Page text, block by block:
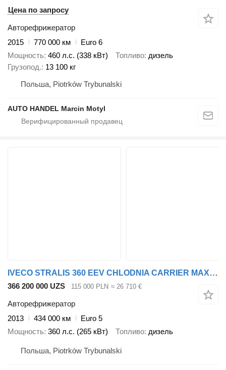
Цена по запросу
Авторефрижератор
2015
770 000 км
Euro 6
Мощность 460 л.с. (338 кВт) Топливо дизель
Грузопод. 13 100 кг
Польша, Piotrków Trybunalski
AUTO HANDEL Marcin Motyl
IVECO STRALIS 360 EEV CHLODNIA CARRIER MAXIMA 1000
366 200 000 UZS 115 000 PLN ≈ 26 710 €
Авторефрижератор
2013
434 000 км
Euro 5
Мощность 360 л.с. (265 кВт) Топливо дизель
Польша, Piotrków Trybunalski